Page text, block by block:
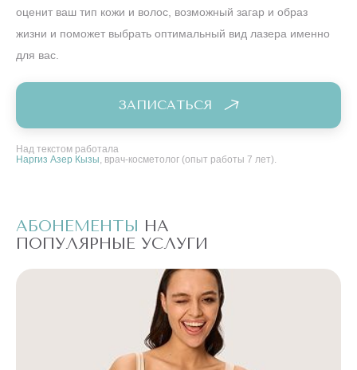
оценит ваш тип кожи и волос, возможный загар и образ
жизни и поможет выбрать оптимальный вид лазера именно
для вас.
ЗАПИСАТЬСЯ
Над текстом работала
Наргиз Азер Кызы , врач-косметолог (опыт работы 7 лет).
АБОНЕМЕНТЫ НА
ПОПУЛЯРНЫЕ УСЛУГИ